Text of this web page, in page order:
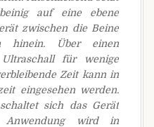
auf eine ebene
zwischen die Beine
hinein. Über einen
für wenige
Zeit kann in
eingesehen werden.
sich das Gerät
Anwendung wird in